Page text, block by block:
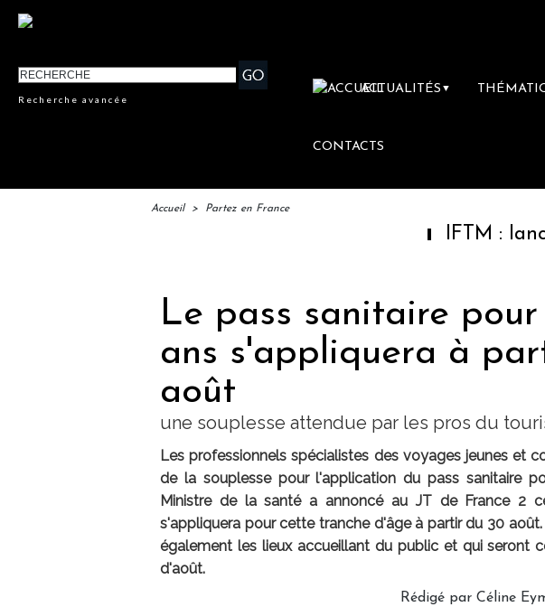
Recherche avancée
ACTUALITÉS ▼
CONTACTS
Accueil > Partez en France
IFTM : lancement
Le pass sanitaire pour
ans s'appliquera à
août
une souplesse attendue par les pros du
Les professionnels spécialistes des voyages jeunes et
de la souplesse pour l'application du pass sanitaire
Ministre de la santé a annoncé au JT de France 2
s'appliquera pour cette tranche d'âge à partir du 30
également les lieux accueillant du public et qui seront
d'août.
Rédigé par Céline